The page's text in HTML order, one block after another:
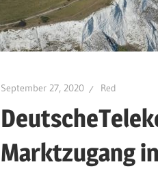
September 27, 2020 Red
Marktzugang